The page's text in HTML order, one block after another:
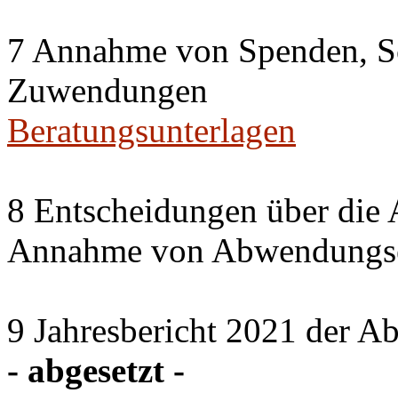
7 Annahme von Spenden,
Zuwendungen
Beratungsunterlagen
8 Entscheidungen über
Annahme von
9 Jahresbericht 2021 der
- abgesetzt -